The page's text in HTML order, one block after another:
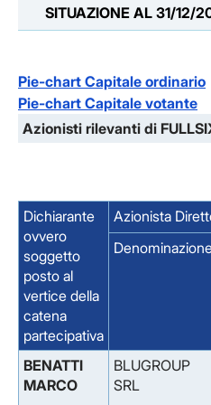
SITUAZIONE AL 31/12/
Pie-chart Capitale ordinario
Pie-chart Capitale votante
Azionisti rilevanti di
Dichiarante
ovvero
soggetto
posto al
vertice della
catena
partecipativa
Azionista
BENATTI
MARCO
BLUGROUP
SRL